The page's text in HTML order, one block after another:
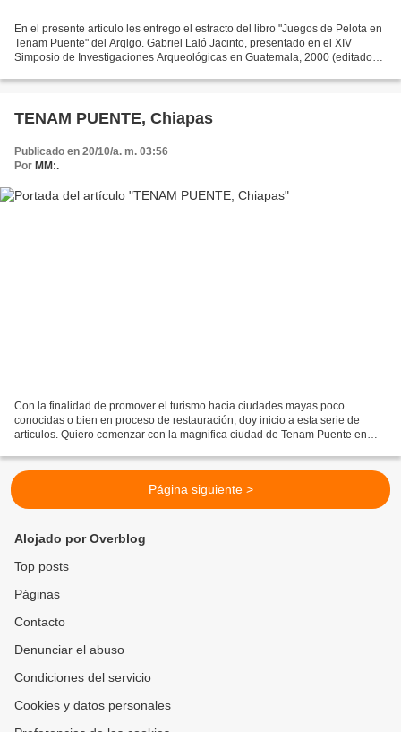
En el presente articulo les entrego el estracto del libro "Juegos de Pelota en
Tenam Puente" del Arqlgo. Gabriel Laló Jacinto, presentado en el XIV
Simposio de Investigaciones Arqueológicas en Guatemala, 2000 (editado
TENAM PUENTE, Chiapas
Publicado en 20/10/a. m. 03:56
Por MM:.
Con la finalidad de promover el turismo hacia ciudades mayas poco
conocidas o bien en proceso de restauración, doy inicio a esta serie de
articulos. Quiero comenzar con la magnifica ciudad de Tenam Puente en
Página siguiente >
Alojado por Overblog
Top posts
Páginas
Contacto
Denunciar el abuso
Condiciones del servicio
Cookies y datos personales